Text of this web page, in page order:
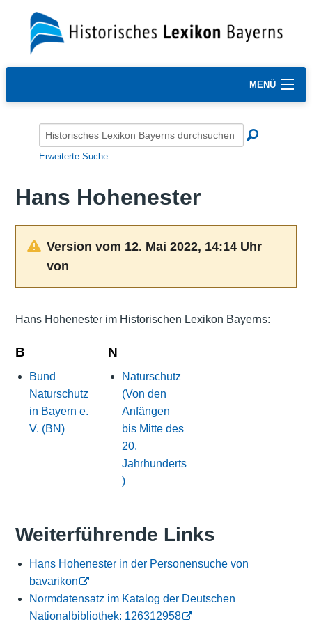
MENÜ
Erweiterte Suche
Hans Hohenester
Version vom 12. Mai 2022, 14:14 Uhr
von
Hans Hohenester im Historischen Lexikon Bayerns:
B
Bund
Naturschutz
in Bayern e.
V. (BN)
N
Naturschutz
(Von den
Anfängen
bis Mitte des
20.
Jahrhunderts
)
Weiterführende Links
Hans Hohenester in der Personensuche von
bavarikon
Normdatensatz im Katalog der Deutschen
Nationalbibliothek: 126312958